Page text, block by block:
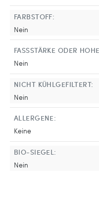
FARBSTOFF:
Nein
FASSSTÄRKE ODER
Nein
NICHT KÜHLGEFILTERT:
Nein
ALLERGENE:
Keine
BIO-SIEGEL:
Nein